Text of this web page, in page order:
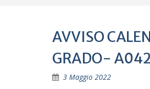
AVVISO
GRADO- A042
3 Maggio 2022